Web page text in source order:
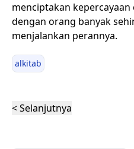
menciptakan
dengan orang banyak
menjalankan perannya.
alkitab
< Selanjutnya